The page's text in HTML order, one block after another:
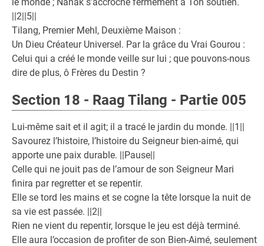
||2||5||
Tilang, Premier Mehl, Deuxième Maison :
Un Dieu Créateur Universel. Par la grâce du Vrai Gourou :
Celui qui a créé le monde veille sur lui ; que pouvons-nous
dire de plus, ô Frères du Destin ?
Section 18 - Raag Tilang - Partie 005
Lui-même sait et il agit; il a tracé le jardin du monde. ||1||
Savourez l’histoire, l’histoire du Seigneur bien-aimé, qui
apporte une paix durable. ||Pause||
Celle qui ne jouit pas de l’amour de son Seigneur Mari
finira par regretter et se repentir.
Elle se tord les mains et se cogne la tête lorsque la nuit de
sa vie est passée. ||2||
Rien ne vient du repentir, lorsque le jeu est déjà terminé.
Elle aura l’occasion de profiter de son Bien-Aimé, seulement